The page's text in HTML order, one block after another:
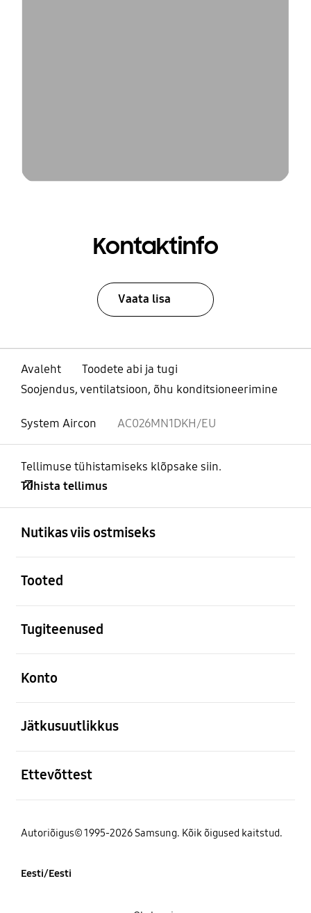
Kontaktinfo
Vaata lisa
Avaleht
Toodete abi ja tugi
Soojendus, ventilatsioon, õhu konditsioneerimine
System Aircon AC026MN1DKH/EU
Tellimuse tühistamiseks klõpsake siin.
Tühista tellimus
Nutikas viis ostmiseks
Tooted
Tugiteenused
Konto
Jätkusuutlikkus
Ettevõttest
Autoriõigus© 1995-2026 Samsung. Kõik õigused kaitstud.
Eesti/Eesti